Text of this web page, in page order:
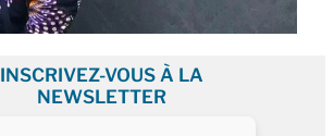
INSCRIVEZ-VOUS À LA
NEWSLETTER